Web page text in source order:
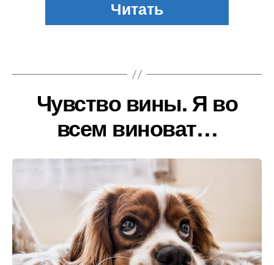
Чувство вины. Я во
всем виноват…